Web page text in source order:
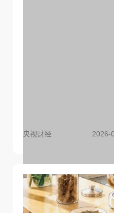
金价大反弹！黄金以旧
央视财经 2026-